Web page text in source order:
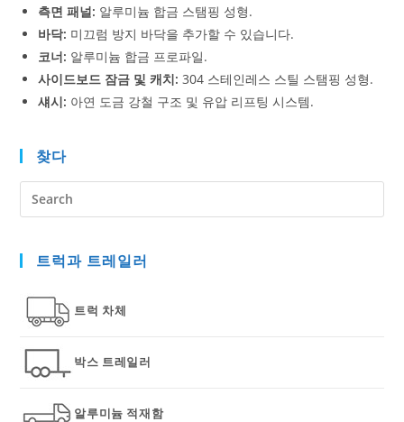
측면 패널: 알루미늄 합금 스탬핑 성형.
바닥: 미끄럼 방지 바닥을 추가할 수 있습니다.
코너: 알루미늄 합금 프로파일.
사이드보드 잠금 및 캐치: 304 스테인레스 스틸 스탬핑 성형.
섀시: 아연 도금 강철 구조 및 유압 리프팅 시스템.
찾다
트럭과 트레일러
트럭 차체
박스 트레일러
알루미늄 적재함